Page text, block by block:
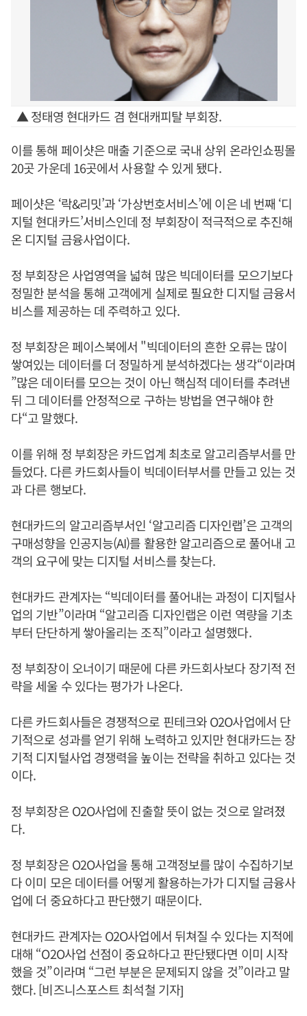
▲ 정태영 현대카드 겸 현대캐피탈 부회장.
이를 통해 페이샷은 매출 기준으로 국내 상위 온라인쇼핑몰
20곳 가운데 16곳에서 사용할 수 있게 됐다.
페이샷은 ‘락&리밋’과 ‘가상번호서비스’에 이은 네 번째 ‘디
지털 현대카드’서비스인데 정 부회장이 적극적으로 추진해
온 디지털 금융사업이다.
정 부회장은 사업영역을 넓혀 많은 빅데이터를 모으기보다
정밀한 분석을 통해 고객에게 실제로 필요한 디지털 금융서
비스를 제공하는 데 주력하고 있다.
정 부회장은 페이스북에서 "빅데이터의 흔한 오류는 많이
쌓여있는 데이터를 더 정밀하게 분석하겠다는 생각“이라며
”많은 데이터를 모으는 것이 아닌 핵심적 데이터를 추려낸
뒤 그 데이터를 안정적으로 구하는 방법을 연구해야 한
다“고 말했다.
이를 위해 정 부회장은 카드업계 최초로 알고리즘부서를 만
들었다. 다른 카드회사들이 빅데이터부서를 만들고 있는 것
과 다른 행보다.
현대카드의 알고리즘부서인 ‘알고리즘 디자인랩’은 고객의
구매성향을 인공지능(AI)를 활용한 알고리즘으로 풀어내 고
객의 요구에 맞는 디지털 서비스를 찾는다.
현대카드 관계자는 “빅데이터를 풀어내는 과정이 디지털사
업의 기반”이라며 “알고리즘 디자인랩은 이런 역량을 기초
부터 단단하게 쌓아올리는 조직”이라고 설명했다.
정 부회장이 오너이기 때문에 다른 카드회사보다 장기적 전
략을 세울 수 있다는 평가가 나온다.
다른 카드회사들은 경쟁적으로 핀테크와 O2O사업에서 단
기적으로 성과를 얻기 위해 노력하고 있지만 현대카드는 장
기적 디지털사업 경쟁력을 높이는 전략을 취하고 있다는 것
이다.
정 부회장은 O2O사업에 진출할 뜻이 없는 것으로 알려졌
다.
정 부회장은 O2O사업을 통해 고객정보를 많이 수집하기보
다 이미 모은 데이터를 어떻게 활용하는가가 디지털 금융사
업에 더 중요하다고 판단했기 때문이다.
현대카드 관계자는 O2O사업에서 뒤쳐질 수 있다는 지적에
대해 “O2O사업 선점이 중요하다고 판단됐다면 이미 시작
했을 것”이라며 “그런 부분은 문제되지 않을 것”이라고 말
했다. [비즈니스포스트 최석철 기자]